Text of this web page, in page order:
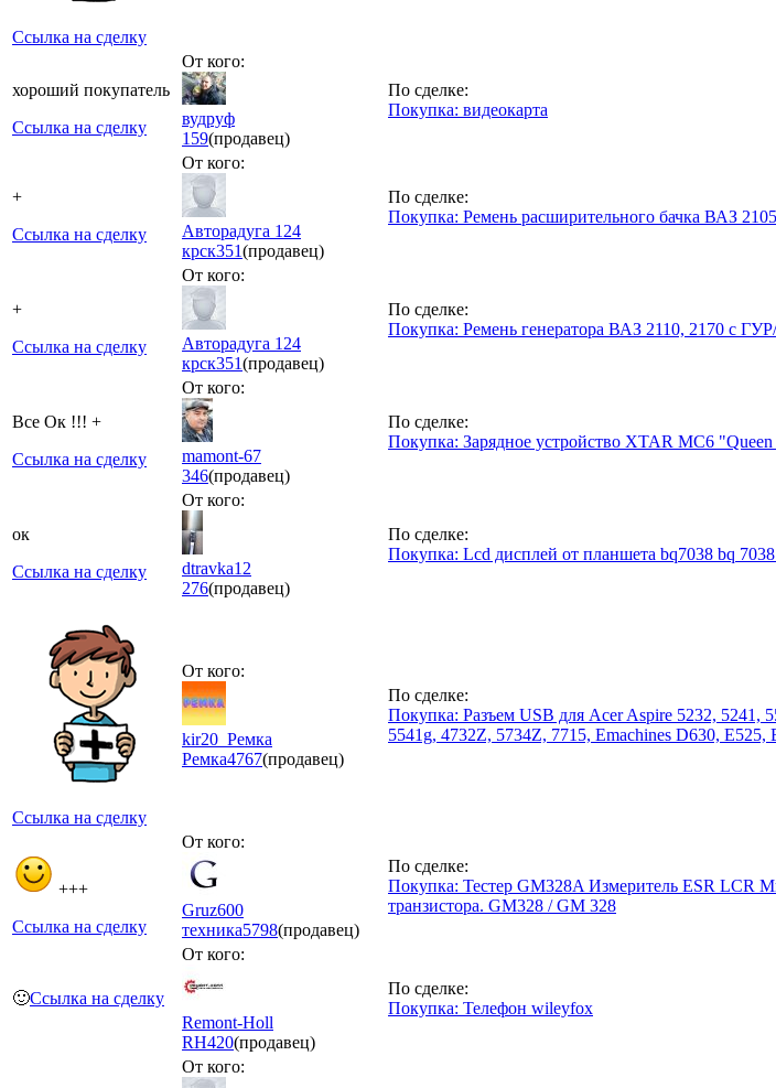
Ссылка на сделку
хороший покупатель
Ссылка на сделку
От кого:
вудруф
159(продавец)
По сделке:
Покупка: видеокарта
+
Ссылка на сделку
От кого:
Авторадуга 124
крск351(продавец)
По сделке:
Покупка: Ремень расширительного бачка ВАЗ
+
Ссылка на сделку
От кого:
Авторадуга 124
крск351(продавец)
По сделке:
Покупка: Ремень генератора ВАЗ 2110, 2170 с
Все Ок !!! +
Ссылка на сделку
От кого:
mamont-67
346(продавец)
По сделке:
Покупка: Зарядное устройство XTAR MC6
ок
Ссылка на сделку
От кого:
dtravka12
276(продавец)
По сделке:
Покупка: Lcd дисплей от планшета bq7038 bq
Ссылка на сделку
От кого:
kir20_Ремка
Ремка4767(продавец)
По сделке:
Покупка: Разъем USB для Acer Aspire 5232, 5241,
5541g, 4732Z, 5734Z, 7715, Emachines D630,
+++
Ссылка на сделку
От кого:
Gruz600
техника5798(продавец)
По сделке:
Покупка: Тестер GM328A Измеритель ESR LCR
транзистора. GM328 / GM 328
🙂Ссылка на сделку
От кого:
Remont-Holl
RH420(продавец)
По сделке:
Покупка: Телефон wileyfox
От кого: